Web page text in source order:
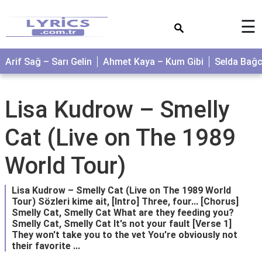
☰
Arif Sağ – Sarı Gelin Ahmet Kaya – Kum Gibi Selda
Lisa Kudrow – Smelly
Cat (Live on The 1989
World Tour)
Lisa Kudrow – Smelly Cat (Live on The 1989 World
Tour) Sözleri kime ait, [Intro] Three, four... [Chorus]
Smelly Cat, Smelly Cat What are they feeding you?
Smelly Cat, Smelly Cat It's not your fault [Verse 1]
They won't take you to the vet You're obviously not
their favorite ...